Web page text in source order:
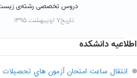
دروس تخصصی رشته‌ی
تاریخ۷ اردیبهشت ۱۳۹۵
اطلاعیه دانشکده
انتقال ساعت امتحان آزمون هاي